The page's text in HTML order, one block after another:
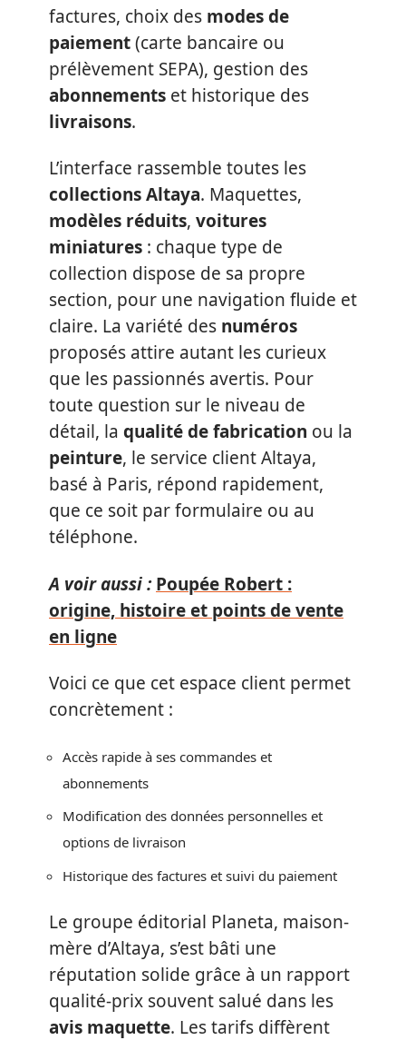
factures, choix des modes de
paiement(carte bancaire ou
prélèvement SEPA), gestion des
abonnements et historique des
livraisons.
L’interface rassemble toutes les
collections Altaya. Maquettes,
modèles réduits, voitures
miniatures : chaque type de
collection dispose de sa propre
section, pour une navigation fluide et
claire. La variété des numéros
proposés attire autant les curieux
que les passionnés avertis. Pour
toute question sur le niveau de
détail, la qualité de fabrication ou la
peinture, le service client Altaya,
basé à Paris, répond rapidement,
que ce soit par formulaire ou au
téléphone.
A voir aussi : Poupée Robert :
origine, histoire et points de vente
en ligne
Voici ce que cet espace client permet
concrètement :
Accès rapide à ses commandes et
abonnements
Modification des données personnelles et
options de livraison
Historique des factures et suivi du paiement
Le groupe éditorial Planeta, maison-
mère d’Altaya, s’est bâti une
réputation solide grâce à un rapport
qualité-prix souvent salué dans les
avis maquette. Les tarifs diffèrent